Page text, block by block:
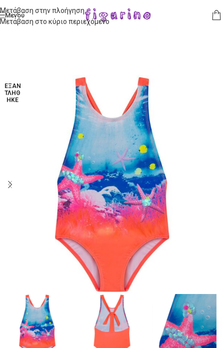
Μετάβαση στην πλοήγηση
Μετάβαση στο κύριο περιεχόμενο
Μενού
ΕΞΑΝ
ΤΛΉΘ
ΗΚΕ